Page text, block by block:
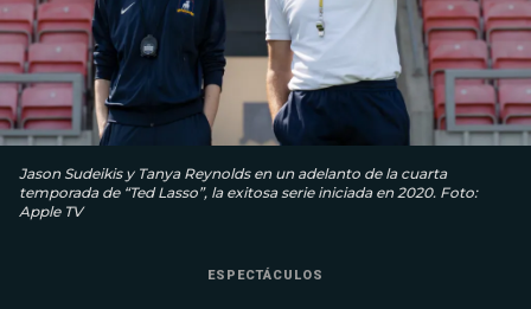
Jason Sudeikis y Tanya Reynolds en un adelanto de la cuarta
temporada de “Ted Lasso”, la exitosa serie iniciada en 2020. Foto:
Apple TV
ESPECTÁCULOS